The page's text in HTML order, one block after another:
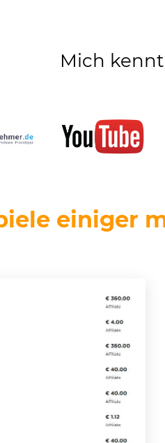
Mich
einiger